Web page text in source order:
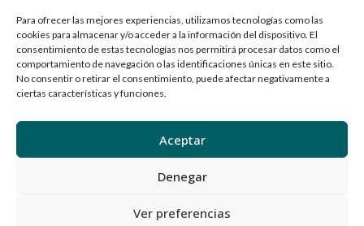
Para ofrecer las mejores experiencias, utilizamos tecnologías como las
cookies para almacenar y/o acceder a la información del dispositivo. El
consentimiento de estas tecnologías nos permitirá procesar datos como el
comportamiento de navegación o las identificaciones únicas en este sitio.
No consentir o retirar el consentimiento, puede afectar negativamente a
ciertas características y funciones.
Aceptar
Denegar
Ver preferencias
Contacto
91 798 71 15
info@ellabrador.es